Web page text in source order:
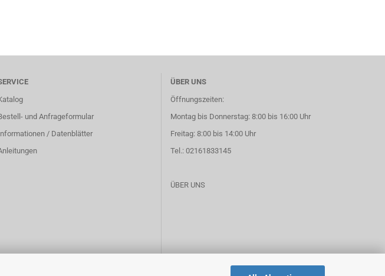
und Anfrageformular
/ Datenblätter
ÜBER UNS
Öffnungszeiten:
Montag bis Donnerstag: 8:00 bis 16:00 Uhr
Freitag: 8:00 bis 14:00 Uhr
Tel.: 02161833145
ÜBER UNS